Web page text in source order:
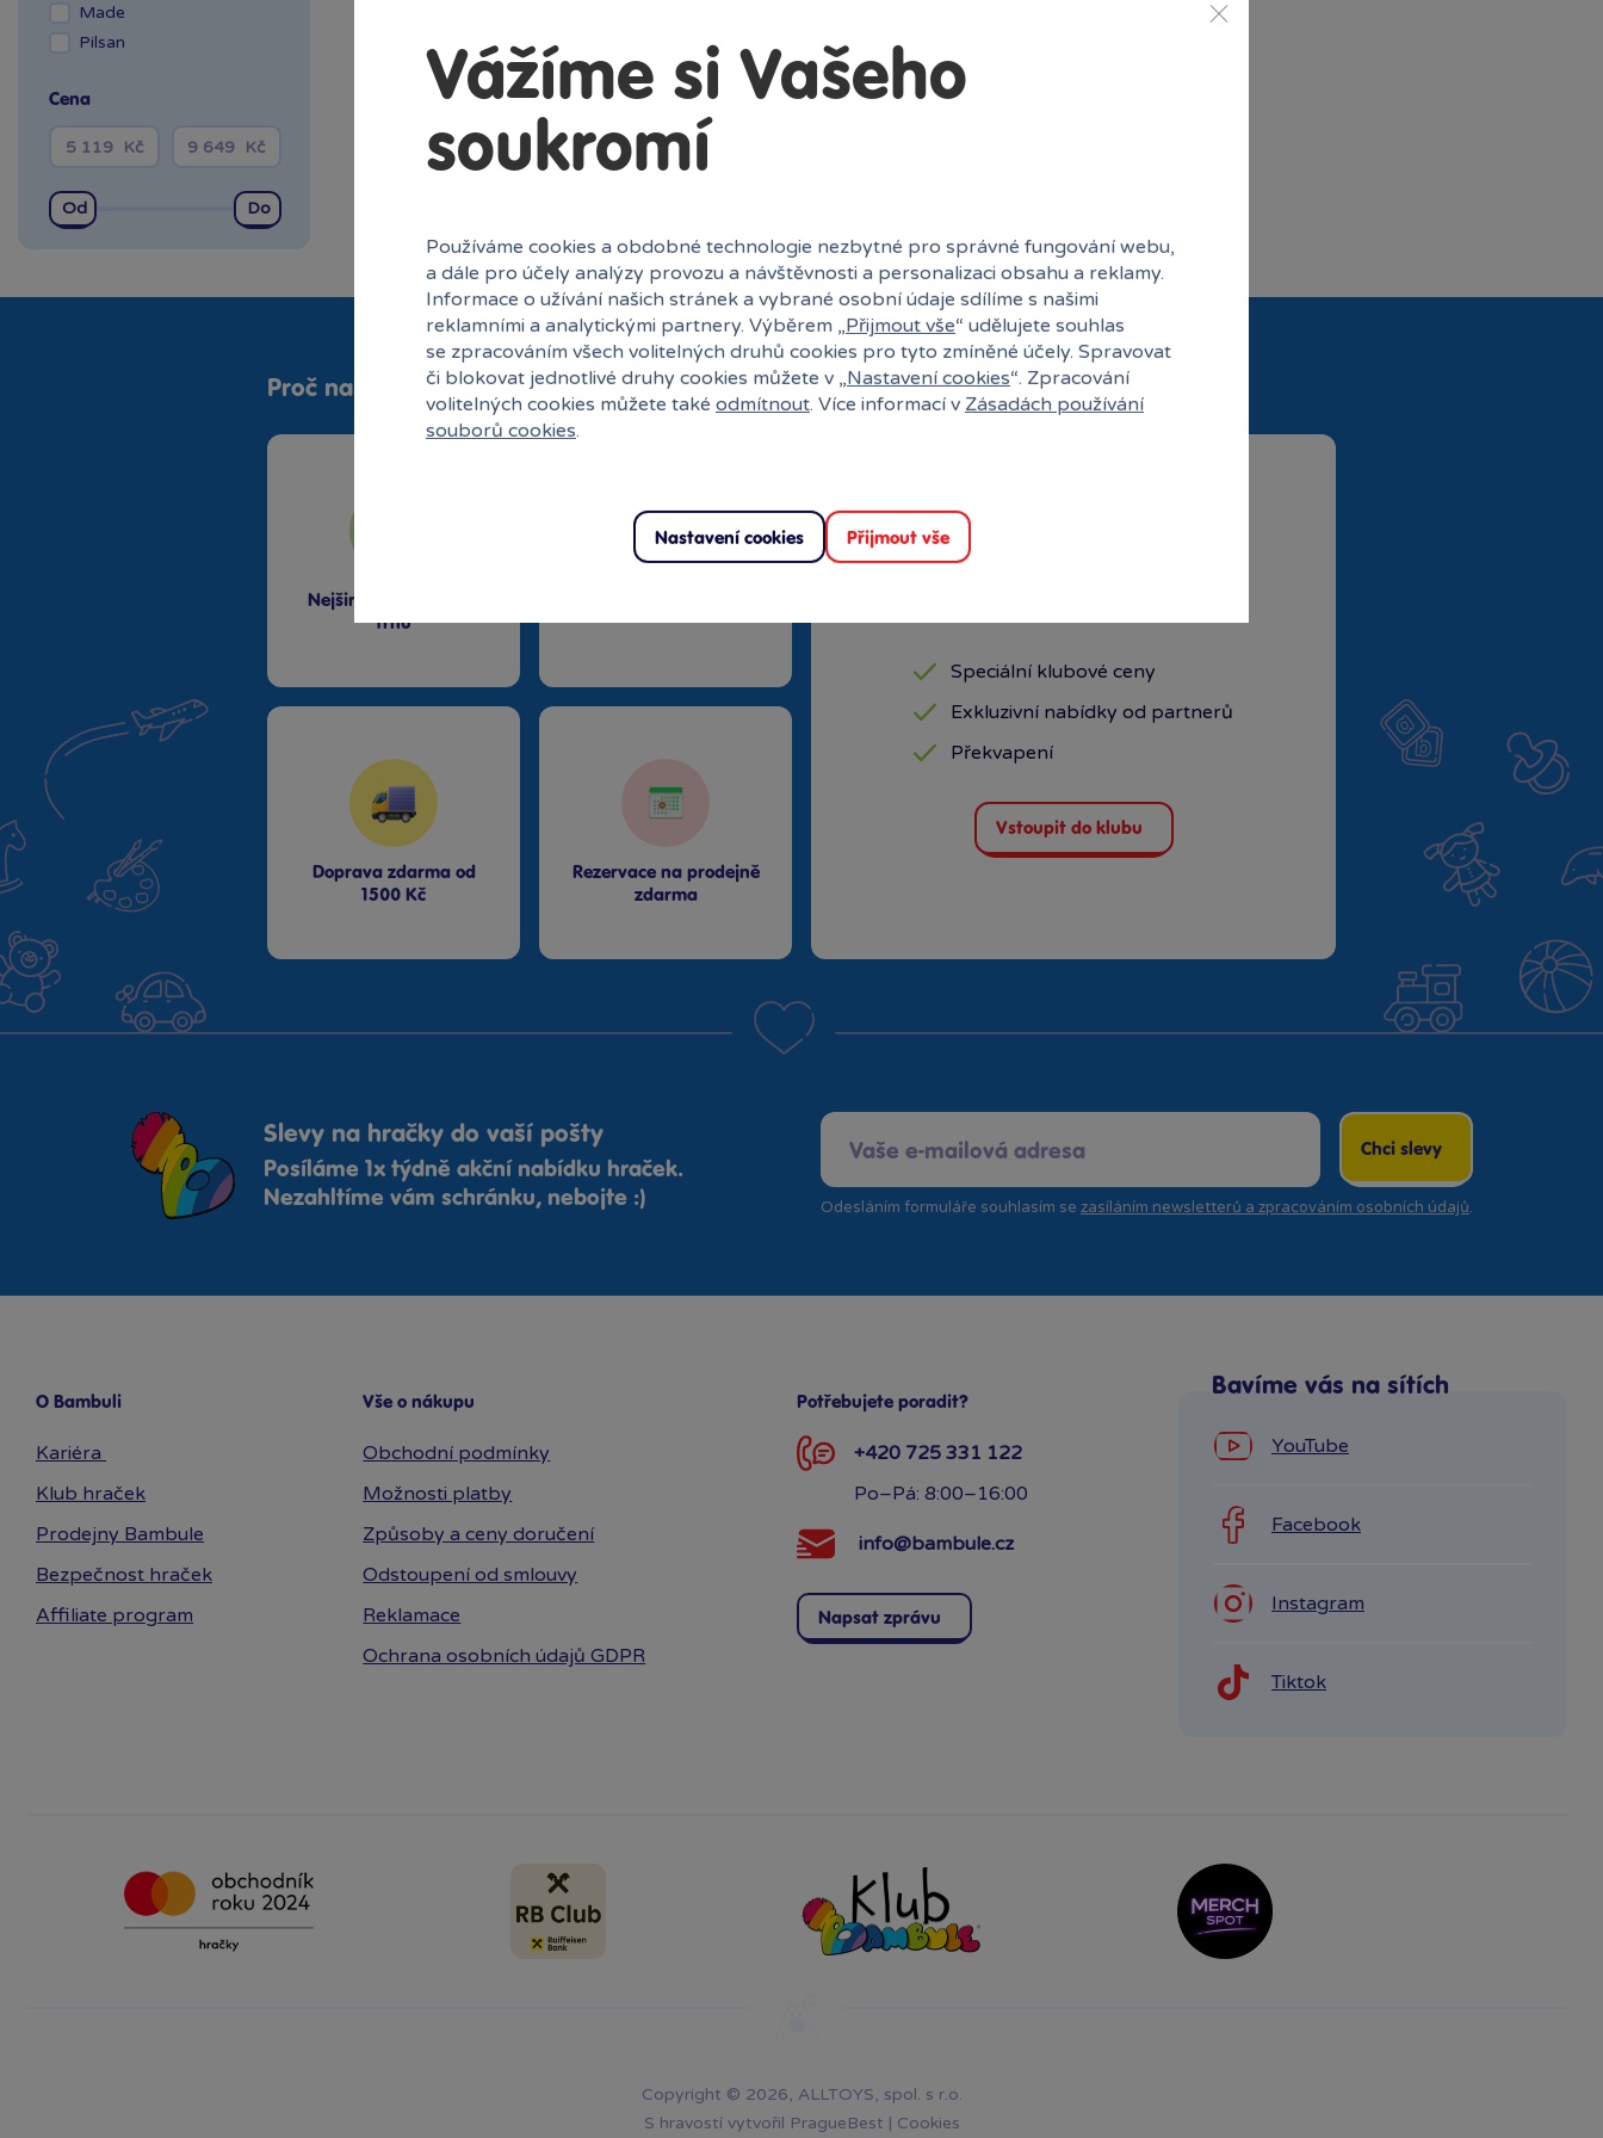
Liberec Géčko
Liberec OC Nisa
Olympia
OC Šestka
Olomouc Šantovka
Plzeň NC Galerie
Praha Centrum
Praha Zličín Metropole
Říčany OC Lihovar
Made
Pilsan
Cena
Proč nakupovat v Bambuli?
Nejširší sortiment na
trhu
Doprava zdarma od
1500 Kč
Rezervace na prodejně
zdarma
Speciální klubové ceny
Exkluzivní nabídky od partnerů
Překvapení
Vstoupit do klubu
Slevy na hračky do vaší pošty
Posíláme 1x týdně akční nabídku hraček.
Nezahltíme vám schránku, nebojte :)
Chci slevy
Odesláním formuláře souhlasím se zasíláním newsletterů a zpracováním osobních údajů.
O Bambuli
Kariéra
Klub hraček
Prodejny Bambule
Bezpečnost hraček
Affiliate program
Vše o nákupu
Obchodní podmínky
Možnosti platby
Způsoby a ceny doručení
Odstoupení od smlouvy
Reklamace
Ochrana osobních údajů GDPR
Potřebujete poradit?
+420 725 331 122
Po–Pá: 8:00–16:00
info@bambule.cz
Napsat zprávu
Bavíme vás na sítích
YouTube
Facebook
Instagram
Tiktok
Copyright © 2026, ALLTOYS, spol. s r.o.
S hravostí vytvořil PragueBest | Cookies
Vážíme si Vašeho
soukromí
Používáme cookies a obdobné technologie nezbytné pro správné fungování webu,
a dále pro účely analýzy provozu a návštěvnosti a personalizaci obsahu a reklamy.
Informace o užívání našich stránek a vybrané osobní údaje sdílíme s našimi
reklamními a analytickými partnery. Výběrem „Přijmout vše“ udělujete souhlas
se zpracováním všech volitelných druhů cookies pro tyto zmíněné účely. Spravovat
či blokovat jednotlivé druhy cookies můžete v „Nastavení cookies“. Zpracování
volitelných cookies můžete také odmítnout. Více informací v Zásadách používání
souborů cookies.
Nastavení cookies Přijmout vše